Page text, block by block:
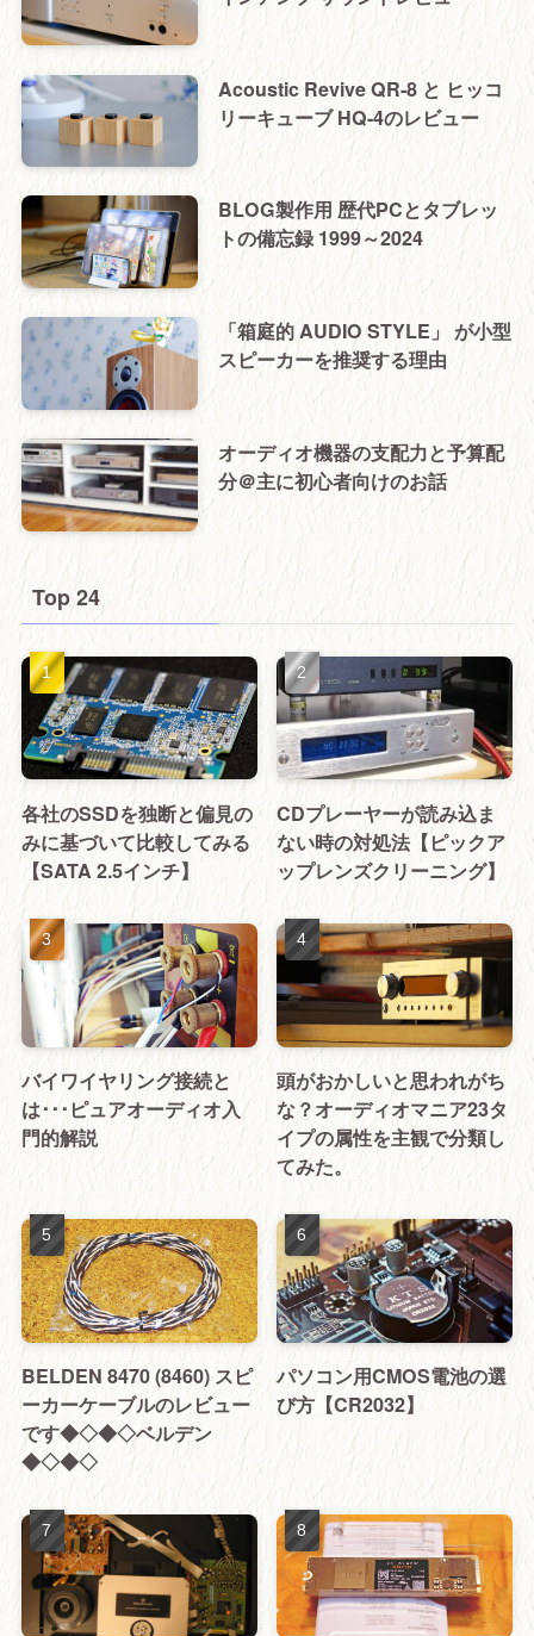
Acoustic Revive QR-8 と ヒッコ
リーキューブ HQ-4のレビュー
BLOG製作用 歴代PCとタブレッ
トの備忘録 1999～2024
「箱庭的 AUDIO STYLE」 が小型
スピーカーを推奨する理由
オーディオ機器の支配力と予算配
分＠主に初心者向けのお話
Top 24
各社のSSDを独断と偏見の
みに基づいて比較してみる
【SATA 2.5インチ】
CDプレーヤーが読み込ま
ない時の対処法【ピックア
ップレンズクリーニング】
バイワイヤリング接続と
は･･･ピュアオーディオ入
門的解説
頭がおかしいと思われがち
な？オーディオマニア23タ
イプの属性を主観で分類し
てみた。
BELDEN 8470 (8460) スピ
ーカーケーブルのレビュー
です◆◇◆◇ベルデン
◆◇◆◇
パソコン用CMOS電池の選
び方【CR2032】